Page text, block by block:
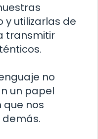
utilizarlas de
transmitir
no
un papel
que nos